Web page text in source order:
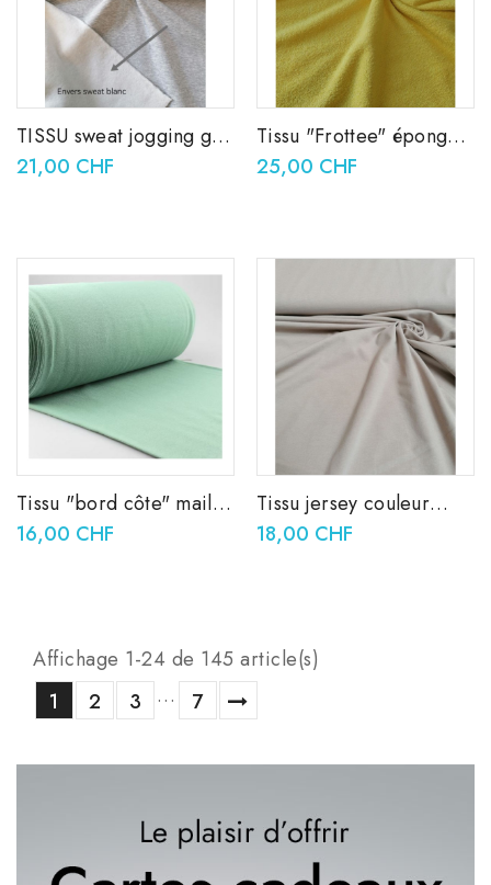
TISSU sweat jogging gris
clair mélange
21,00 CHF
Tissu "Frottee" éponge
jaune
25,00 CHF
Tissu "bord côte" maille
tubulaire vieux vert
16,00 CHF
Tissu jersey couleur
sable
18,00 CHF
Affichage 1-24 de 145 article(s)
1
2 3 … 7